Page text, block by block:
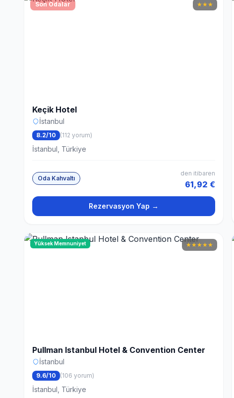
Son Odalar ★★★
Keçik Hotel
İstanbul
8.2/10 (112 yorum)
İstanbul, Türkiye
Oda Kahvaltı
den itibaren
61,92 €
Rezervasyon Yap →
Yüksek Memnuniyet ★★★★★
Pullman Istanbul Hotel & Convention Center
İstanbul
9.6/10 (106 yorum)
İstanbul, Türkiye